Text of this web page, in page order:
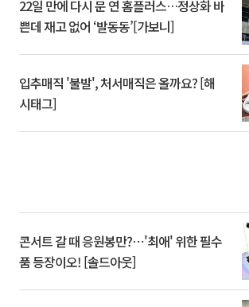
22일 만에 다시 문 연 홈플러스…정상화 바
쁜데 재고 없어 ‘발동동’[가보니]
입추매직 '불발', 처서매직은 올까요? [해
시태그]
콘서트 갈 때 응원봉만?⋯'최애' 위한 필수
품 등장이오! [솔드아웃]